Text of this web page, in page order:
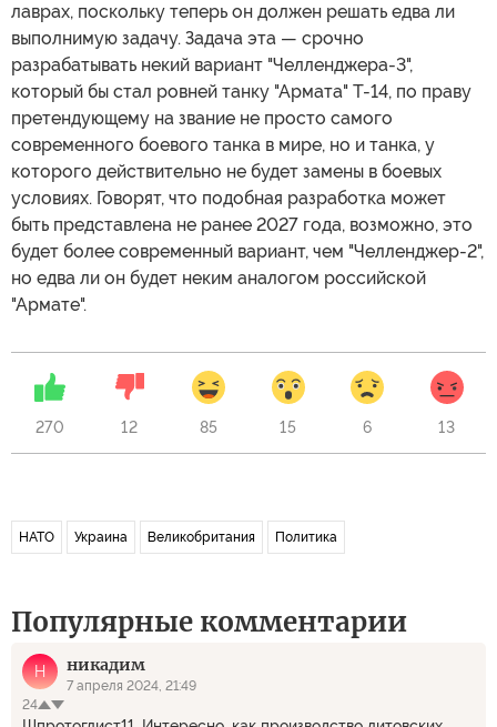
лаврах, поскольку теперь он должен решать едва ли
выполнимую задачу. Задача эта — срочно
разрабатывать некий вариант "Челленджера-3",
который бы стал ровней танку "Армата" Т-14, по праву
претендующему на звание не просто самого
современного боевого танка в мире, но и танка, у
которого действительно не будет замены в боевых
условиях. Говорят, что подобная разработка может
быть представлена не ранее 2027 года, возможно, это
будет более современный вариант, чем "Челленджер-2",
но едва ли он будет неким аналогом российской
"Армате".
270 12 85 15 6 13
НАТО Украина Великобритания Политика
Популярные комментарии
Н никадим
7 апреля 2024, 21:49
24